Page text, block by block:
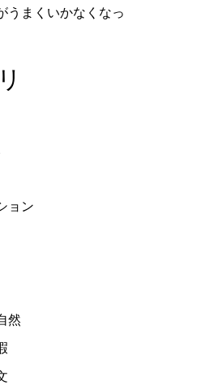
うまくいかなくなっ
ョン
然